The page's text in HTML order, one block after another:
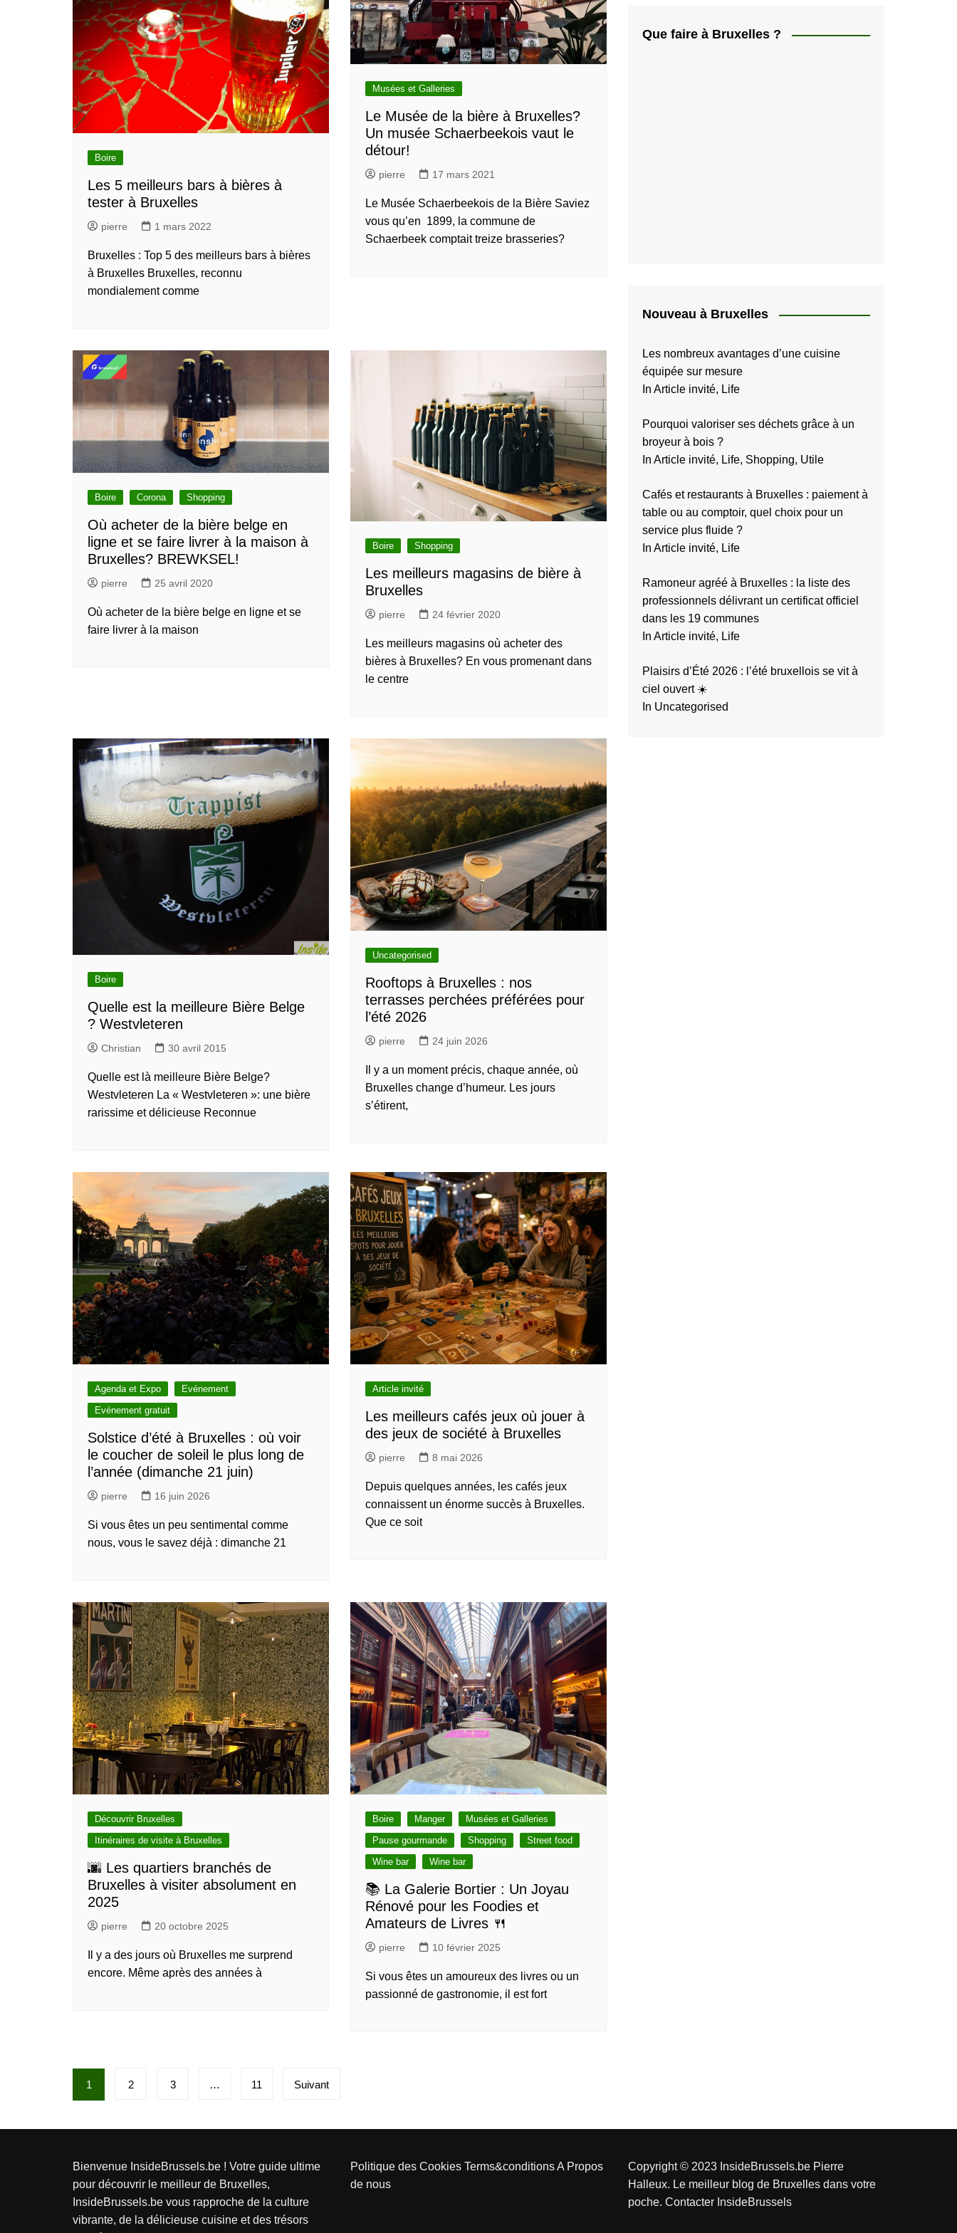
Bruxelles quand il pleut
Les meilleurs endroits de
Bruxelles
Brusselslife
Acheter en ligne à Bruxelles
Acheter local à Bruxelles
Bruxelles BIO!
💰 Activités gratuites à
Bruxelles
🏛️ Monuments et attractions
touristiques
Découvrez les
meilleurs monuments et attractions
touristiques à visiter et voir à
Bruxelles
🌳 Nature, Parcs et Jardin à
Galleries
日本人
Boire
Les 5 meilleurs bars à bières à
tester à Bruxelles
pierre 1 mars 2022
Bruxelles : Top 5 des meilleurs bars à bières
à Bruxelles Bruxelles, reconnu
mondialement comme
Musées et Galleries
Le Musée de la bière à Bruxelles?
Un musée Schaerbeekois vaut le
détour!
pierre 17 mars 2021
Le Musée Schaerbeekois de la Bière Saviez
vous qu’en 1899, la commune de
Schaerbeek comptait treize brasseries?
Boire Corona Shopping
Où acheter de la bière belge en
ligne et se faire livrer à la maison à
Bruxelles? BREWKSEL!
pierre 25 avril 2020
Où acheter de la bière belge en ligne et se
faire livrer à la maison
Boire Shopping
Les meilleurs magasins de bière à
Bruxelles
pierre 24 février 2020
Les meilleurs magasins où acheter des
bières à Bruxelles? En vous promenant dans
le centre
Boire
Quelle est la meilleure Bière Belge
? Westvleteren
Christian 30 avril 2015
Quelle est là meilleure Bière Belge?
Westvleteren La « Westvleteren »: une bière
rarissime et délicieuse Reconnue
Uncategorised
Rooftops à Bruxelles : nos
terrasses perchées préférées pour
l’été 2026
pierre 24 juin 2026
Il y a un moment précis, chaque année, où
Bruxelles change d’humeur. Les jours
s’étirent,
Agenda et Expo
Evénement
Evénement gratuit
Solstice d’été à Bruxelles : où voir
le coucher de soleil le plus long de
l’année (dimanche 21 juin)
pierre 16 juin 2026
Si vous êtes un peu sentimental comme
nous, vous le savez déjà : dimanche 21
Article invité
Les meilleurs cafés jeux où jouer à
des jeux de société à Bruxelles
pierre 8 mai 2026
Depuis quelques années, les cafés jeux
connaissent un énorme succès à Bruxelles.
Que ce soit
Découvrir Bruxelles
Itinéraires de visite à Bruxelles
🌆 Les quartiers branchés de
Bruxelles à visiter absolument en
2025
pierre 20 octobre 2025
Il y a des jours où Bruxelles me surprend
encore. Même après des années à
Boire Manger
Musées et Galleries
Pause gourmande
Shopping
Street food
Wine bar
Wine bar
📚 La Galerie Bortier : Un Joyau
Rénové pour les Foodies et
Amateurs de Livres 🍴
pierre 10 février 2025
Si vous êtes un amoureux des livres ou un
passionné de gastronomie, il est fort
a
g
i
n
a
1 2 3 … 11 Suivant
Que faire à Bruxelles ?
Nouveau à Bruxelles
Les nombreux avantages d’une cuisine
équipée sur mesure
In Article invité, Life
Pourquoi valoriser ses déchets grâce à un
broyeur à bois ?
In Article invité, Life, Shopping, Utile
Cafés et restaurants à Bruxelles : paiement à
table ou au comptoir, quel choix pour un
service plus fluide ?
In Article invité, Life
Ramoneur agréé à Bruxelles : la liste des
professionnels délivrant un certificat officiel
dans les 19 communes
In Article invité, Life
Plaisirs d’Été 2026 : l’été bruxellois se vit à
ciel ouvert ☀️
In Uncategorised
Bienvenue InsideBrussels.be ! Votre guide ultime
pour découvrir le meilleur de Bruxelles,
InsideBrussels.be vous rapproche de la culture
vibrante, de la délicieuse cuisine et des trésors
Politique des Cookies Terms&conditionsA Propos
de nous
Copyright © 2023 InsideBrussels.be Pierre
Halleux. Le meilleur blog de Bruxelles dans votre
poche. Contacter InsideBrussels